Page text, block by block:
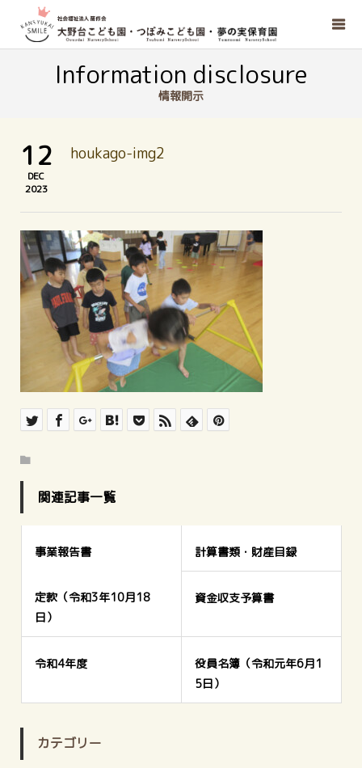
Information disclosure
情報開示
12
DEC
2023
houkago-img2
関連記事一覧
事業報告書 計算書類・財産目録
定款（令和3年10月18
日）
資金収支予算書
令和4年度
役員名簿（令和元年6月1
5日）
カテゴリー